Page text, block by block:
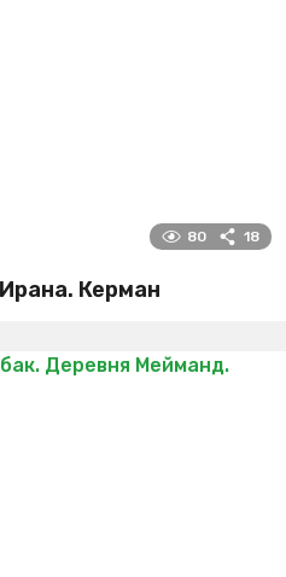
80 18
Керман